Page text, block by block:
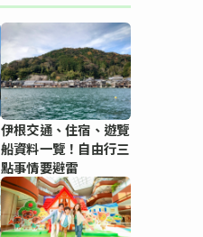
伊根交通、住宿、遊覽
船資料一覽！自由行三
點事情要避雷